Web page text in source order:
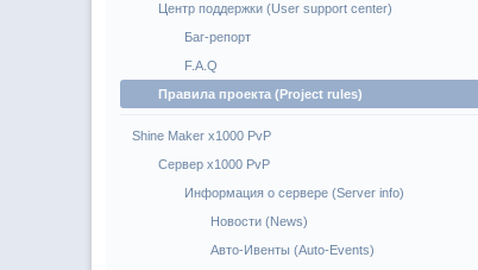
Центр поддержки (User support center)
Баг-репорт
F.A.Q
Правила проекта (Project rules)
Shine Maker x1000 PvP
Сервер x1000 PvP
Информация о сервере (Server info)
Новости (News)
Авто-Ивенты (Auto-Events)